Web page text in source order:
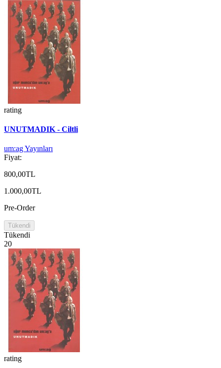
rating
UNUTMADIK - Ciltli
um:ag Yayınları
Fiyat:
800,00TL
1.000,00TL
Pre-Order
Tükendi
Tükendi
20
rating